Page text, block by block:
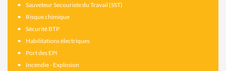
Sauveteur Secouriste du Travail (SST)
Risque chimique
Sécurité BTP
Habilitations électriques
Port des EPI
Incendie - Explosion